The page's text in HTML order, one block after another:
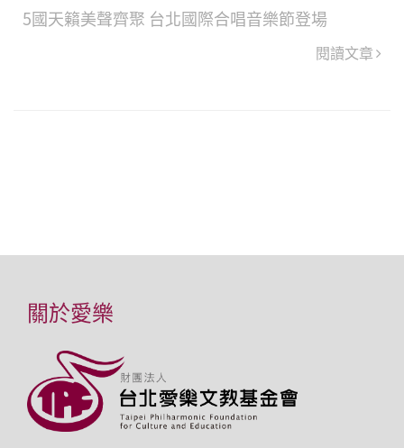
5國天籟美聲齊聚 台北國際合唱音樂節登場
閱讀文章
關於愛樂